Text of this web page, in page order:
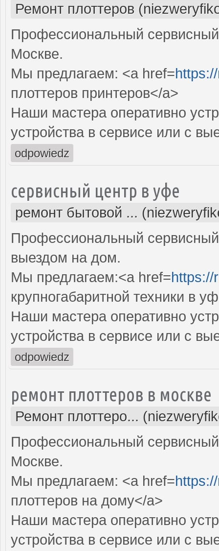
Ремонт плоттеров
Профессиональный
Москве.
Мы предлагаем: <a href=
плоттеров принтеров</a>
Наши мастера оперативно
устройства в сервисе или с
odpowiedz
сервисный центр в уфе
ремонт бытовой ...
Профессиональный
выездом на дом.
Мы предлагаем:<a href=https://
крупногабаритной техники в
Наши мастера оперативно
устройства в сервисе или с
odpowiedz
ремонт плоттеров в москве
Ремонт плоттеро...
Профессиональный
Москве.
Мы предлагаем: <a href=
плоттеров на дому</a>
Наши мастера оперативно
устройства в сервисе или с